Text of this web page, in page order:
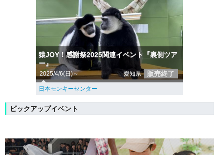
猿JOY！感謝祭2025関連イベント『裏側ツア
ー』
2025/4/6(日)～ 愛知県 販売終了
日本モンキーセンター
ピックアップイベント